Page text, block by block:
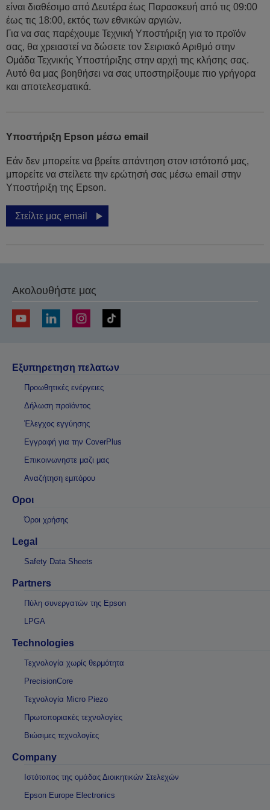
είναι διαθέσιμο από Δευτέρα έως Παρασκευή από τις 09:00
έως τις 18:00, εκτός των εθνικών αργιών.
Για να σας παρέχουμε Τεχνική Υποστήριξη για το προϊόν
σας, θα χρειαστεί να δώσετε τον Σειριακό Αριθμό στην
Ομάδα Τεχνικής Υποστήριξης στην αρχή της κλήσης σας.
Αυτό θα μας βοηθήσει να σας υποστηρίξουμε πιο γρήγορα
και αποτελεσματικά.
Υποστήριξη Epson μέσω email
Εάν δεν μπορείτε να βρείτε απάντηση στον ιστότοπό μας,
μπορείτε να στείλετε την ερώτησή σας μέσω email στην
Υποστήριξη της Epson.
Στείλτε μας email
Ακολουθήστε μας
Εξυπηρετηση πελατων
Προωθητικές ενέργειες
Δήλωση προϊόντος
Έλεγχος εγγύησης
Εγγραφή για την CoverPlus
Επικοινωνηστε μαζι μας
Αναζήτηση εμπόρου
Οροι
Όροι χρήσης
Legal
Safety Data Sheets
Partners
Πύλη συνεργατών της Epson
LPGA
Technologies
Τεχνολογία χωρίς θερμότητα
PrecisionCore
Τεχνολογία Micro Piezo
Πρωτοποριακές τεχνολογίες
Βιώσιμες τεχνολογίες
Company
Ιστότοπος της ομάδας Διοικητικών Στελεχών
Epson Europe Electronics